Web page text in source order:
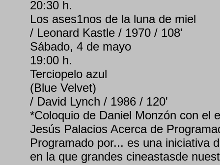
20:30 h.
Los ases1nos de la luna de miel
/ Leonard Kastle / 1970 / 108'
Sábado, 4 de mayo
19:00 h.
Terciopelo azul
(Blue Velvet)
/ David Lynch / 1986 / 120'
*Coloquio de Daniel Monzón con el
Jesús Palacios Acerca de
Programado por... es una iniciativa
en la que grandes cineastasde